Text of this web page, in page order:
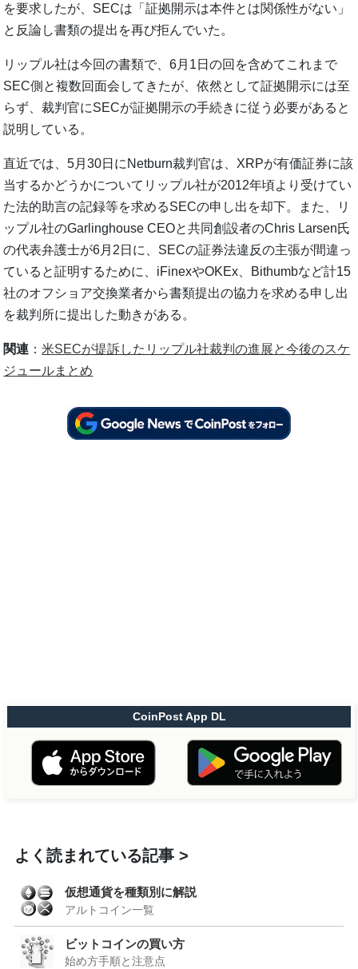
を要求したが、SECは「証拠開示は本件とは関係性がない」
と反論し書類の提出を再び拒んでいた。
リップル社は今回の書類で、6月1日の回を含めてこれまで
SEC側と複数回面会してきたが、依然として証拠開示には至
らず、裁判官にSECが証拠開示の手続きに従う必要があると
説明している。
直近では、5月30日にNetburn裁判官は、XRPが有価証券に該
当するかどうかについてリップル社が2012年頃より受けてい
た法的助言の記録等を求めるSECの申し出を却下。また、リ
ップル社のGarlinghouse CEOと共同創設者のChris Larsen氏
の代表弁護士が6月2日に、SECの証券法違反の主張が間違っ
ていると証明するために、iFinexやOKEx、Bithumbなど計15
社のオフショア交換業者から書類提出の協力を求める申し出
を裁判所に提出した動きがある。
関連 ：米SECが提訴したリップル社裁判の進展と今後のスケ
ジュールまとめ
CoinPost App DL
よく読まれている記事
仮想通貨を種類別に解説
アルトコイン一覧
ビットコインの買い方
始め方手順と注意点